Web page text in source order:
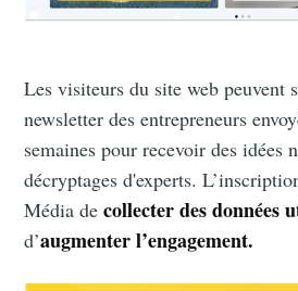
Les visiteurs du site web peuvent
newsletter des entrepreneurs
semaines pour recevoir des idées
décryptages d'experts.
Média decollecter des données
d’augmenter l’engagement.